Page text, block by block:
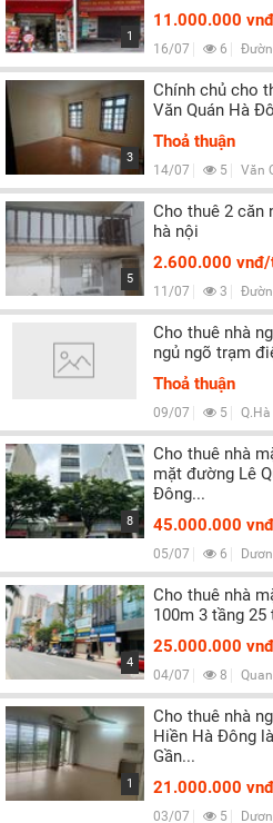
1
11.000.000
16/07 6 Đường
3
Chính chủ cho
Văn Quán Hà
Thoả thuận
14/07 5 Văn
5
Cho thuê 2 căn
hà nội
2.600.000 vnđ/
11/07 3
Cho thuê nhà
ngủ ngõ trạm
Thoả thuận
09/07 5 Q.Hà
8
Cho thuê nhà
mặt đường Lê
Đông...
45.000.000
05/07 6
4
Cho thuê nhà
100m 3 tầng 25
25.000.000
04/07 8 Quang
1
Cho thuê nhà
Hiền Hà Đông
Gần...
21.000.000
03/07 5